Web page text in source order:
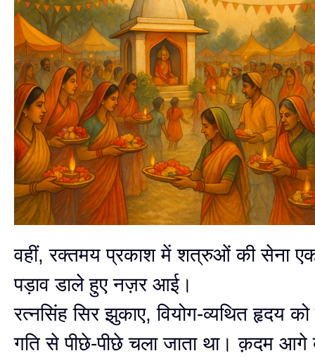
वहीं, रक्तमय प्रकाश में शत्रुओं की सेना एक
पड़ाव डाले हुए नज़र आई।
रत्नसिंह सिर झुकाए, वियोग-व्यथित हृदय को
गति से पीछे-पीछे चला जाता था। क़दम आगे